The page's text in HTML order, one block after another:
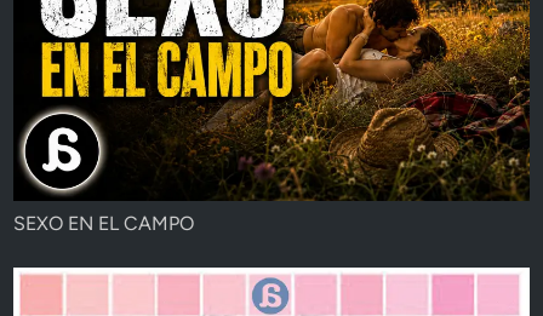
SEXO EN EL CAMPO